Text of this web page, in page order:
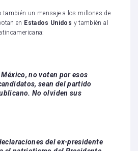
también un mensaje a los millones de
en Estados Unidos y también al
México, no voten por esos
sean del partido
No olviden sus
del ex-presidente